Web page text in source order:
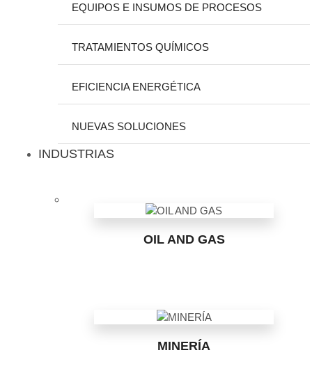
EQUIPOS E INSUMOS DE PROCESOS
TRATAMIENTOS QUÍMICOS
EFICIENCIA ENERGÉTICA
NUEVAS SOLUCIONES
INDUSTRIAS
OIL AND GAS
MINERÍA